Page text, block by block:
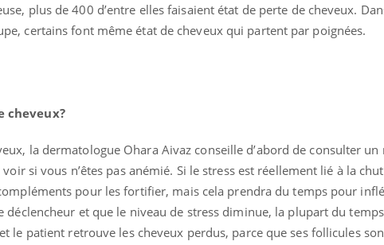
plus de 400 d’entre elles faisaient état de perte de cheveux.
certains font même état de cheveux qui partent par poignées.
cheveux?
la dermatologue Ohara Aivaz conseille d’abord de consulter un
si vous n’êtes pas anémié. Si le stress est réellement lié à la
pour les fortifier, mais cela prendra du temps pour
déclencheur et que le niveau de stress diminue, la plupart du
le patient retrouve les cheveux perdus, parce que ses follicules